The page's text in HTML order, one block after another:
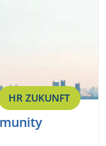
HR ZUKUNFT